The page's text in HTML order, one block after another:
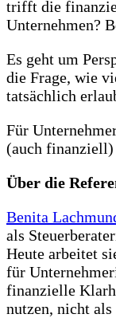
trifft die
Unternehmen?
Es geht um
die Frage, wie
tatsächlich
Für
(auch finanziell)
Über die
Benita
als
Heute arbeitet
für
finanzielle
nutzen, nicht als